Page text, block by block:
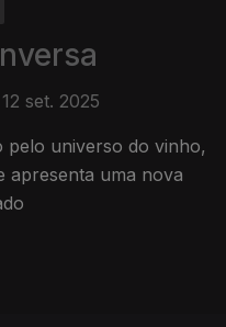
12 set. 2025
pelo universo do vinho,
apresenta uma nova